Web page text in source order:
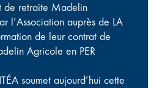
de retraite Madelin
l’Association auprès de LA
de leur contrat de
Agricole en PER
soumet aujourd’hui cette